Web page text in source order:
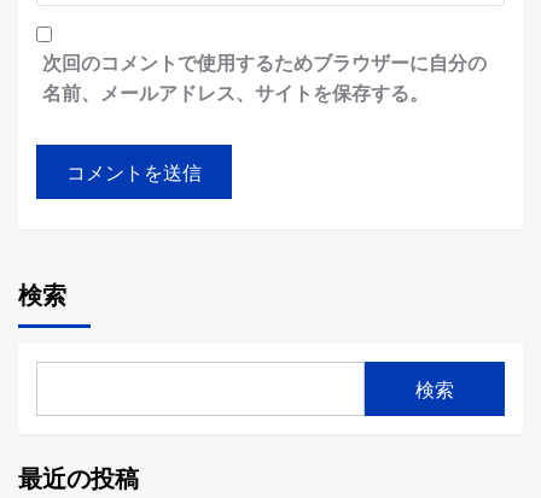
次回のコメントで使用するためブラウザーに自分の
名前、メールアドレス、サイトを保存する。
検索
検索
最近の投稿